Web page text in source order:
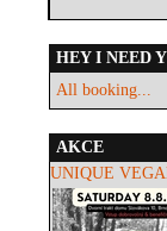
HEY I NEED
All booking...
AKCE
UNIQUE